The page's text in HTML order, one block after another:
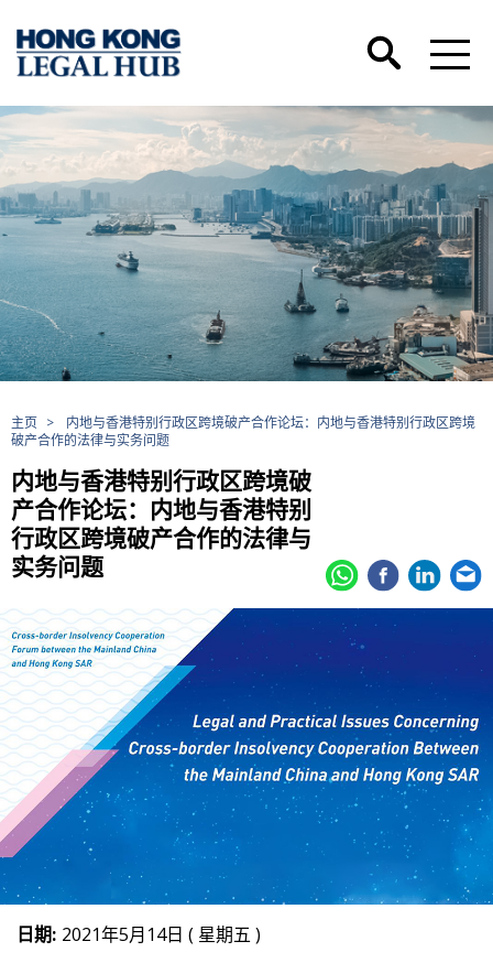
主页 >
内地与香港特别行政区跨境破产合作论坛：内地与香港特别行政区跨境
破产合作的法律与实务问题
内地与香港特别行政区跨境破
产合作论坛：内地与香港特别
行政区跨境破产合作的法律与
实务问题
日期: 2021年5月14日 ( 星期五 )